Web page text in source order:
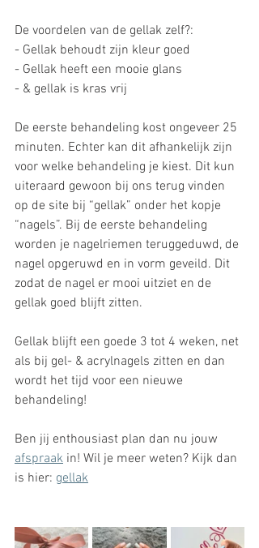
De voordelen van de gellak zelf?:
- Gellak behoudt zijn kleur goed
- Gellak heeft een mooie glans
- & gellak is kras vrij
De eerste behandeling kost ongeveer 25
minuten. Echter kan dit afhankelijk zijn
voor welke behandeling je kiest. Dit kun
uiteraard gewoon bij ons terug vinden
op de site bij “gellak” onder het kopje
“nagels”. Bij de eerste behandeling
worden je nagelriemen teruggeduwd, de
nagel opgeruwd en in vorm geveild. Dit
zodat de nagel er mooi uitziet en de
gellak goed blijft zitten.
Gellak blijft een goede 3 tot 4 weken, net
als bij gel- & acrylnagels zitten en dan
wordt het tijd voor een nieuwe
behandeling!
Ben jij enthousiast plan dan nu jouw
afspraak in! Wil je meer weten? Kijk dan
is hier: gellak